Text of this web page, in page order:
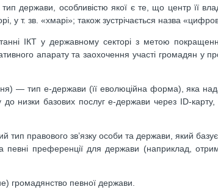
держави, особливістю якої є те, що центр її
у т. зв. «хмарі»; також зустрічається назва
ІКТ у державному секторі з метою
апарату та заохочення участі громадян у
— тип е-держави (її еволюційна форма), яка
низки базових послуг е-держави через ID-
правового зв’язку особи та держави, який
преференції для держави (наприклад,
громадянство певної держави.